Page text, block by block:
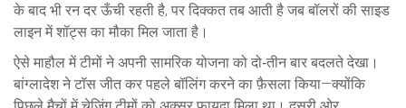
के बाद भी रन दर ऊँची रहती है, पर दिक्कत तब आती है जब बॉलरों की साइड
लाइन में शॉट्स का मौका मिल जाता है।
ऐसे माहौल में टीमों ने अपनी सामरिक योजना को दो‑तीन बार बदलते देखा।
बांग्लादेश ने टॉस जीत कर पहले बॉलिंग करने का फ़ैसला किया—क्योंकि